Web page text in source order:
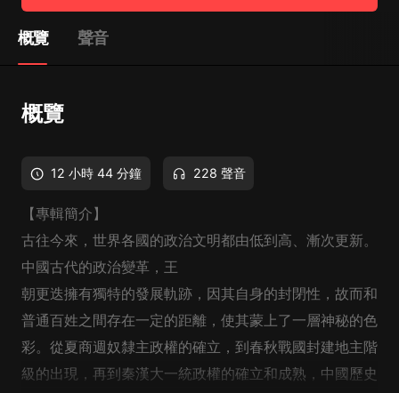
概覽 聲音
概覽
12 小時 44 分鐘 228 聲音
【專輯簡介】
古往今來，世界各國的政治文明都由低到高、漸次更新。
中國古代的政治變革，王
朝更迭擁有獨特的發展軌跡，因其自身的封閉性，故而和
普通百姓之間存在一定的距離，使其蒙上了一層神秘的色
彩。從夏商週奴隸主政權的確立，到春秋戰國封建地主階
級的出現，再到秦漢大一統政權的確立和成熟，中國歷史